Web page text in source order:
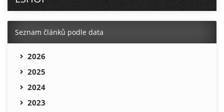
Seznam článků podle data
2026
2025
2024
2023